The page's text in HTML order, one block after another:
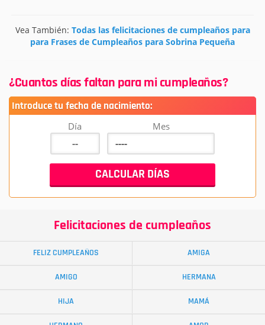
Vea También: Todas las felicitaciones de cumpleaños para
para Frases de Cumpleaños para Sobrina Pequeña
¿Cuantos días faltan para mi cumpleaños?
Introduce tu fecha de nacimiento:
Día Mes
Felicitaciones de cumpleaños
FELIZ CUMPLEAÑOS AMIGA
AMIGO HERMANA
HIJA MAMÁ